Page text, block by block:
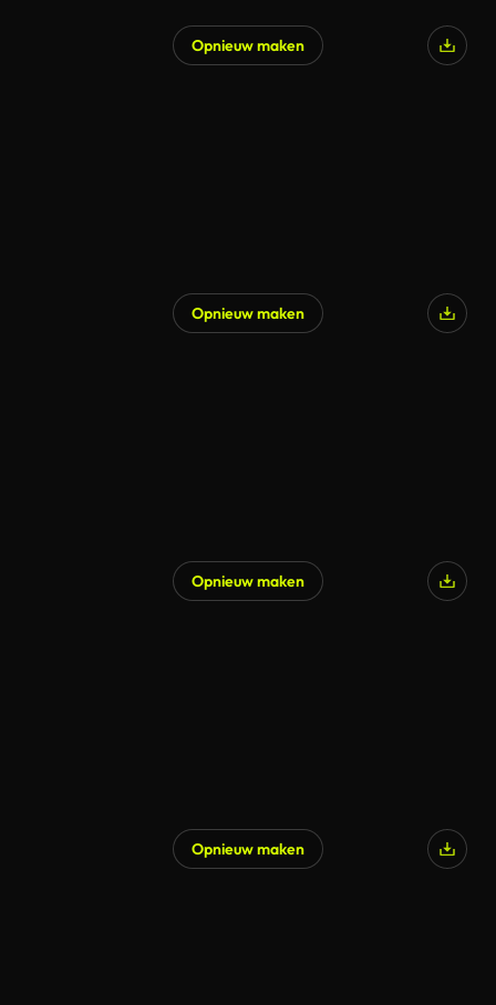
Opnieuw maken
Opnieuw maken
Opnieuw maken
Opnieuw maken